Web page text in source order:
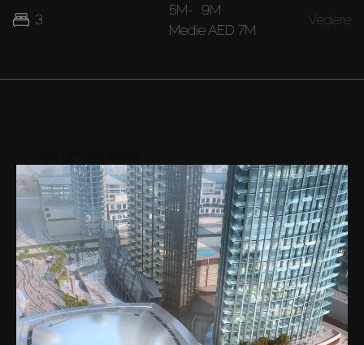
3
5M- 9M
MedieAED 7M
Vedere